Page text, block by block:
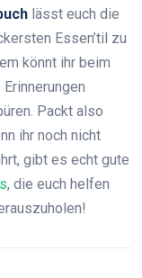
lässt euch die
Essen’til zu
könnt ihr beim
Packt also
ihr noch nicht
gibt es echt gute
, die euch helfen